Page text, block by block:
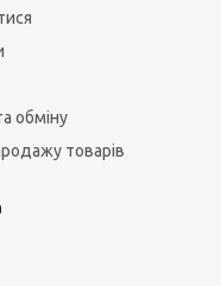
обміну
товарів